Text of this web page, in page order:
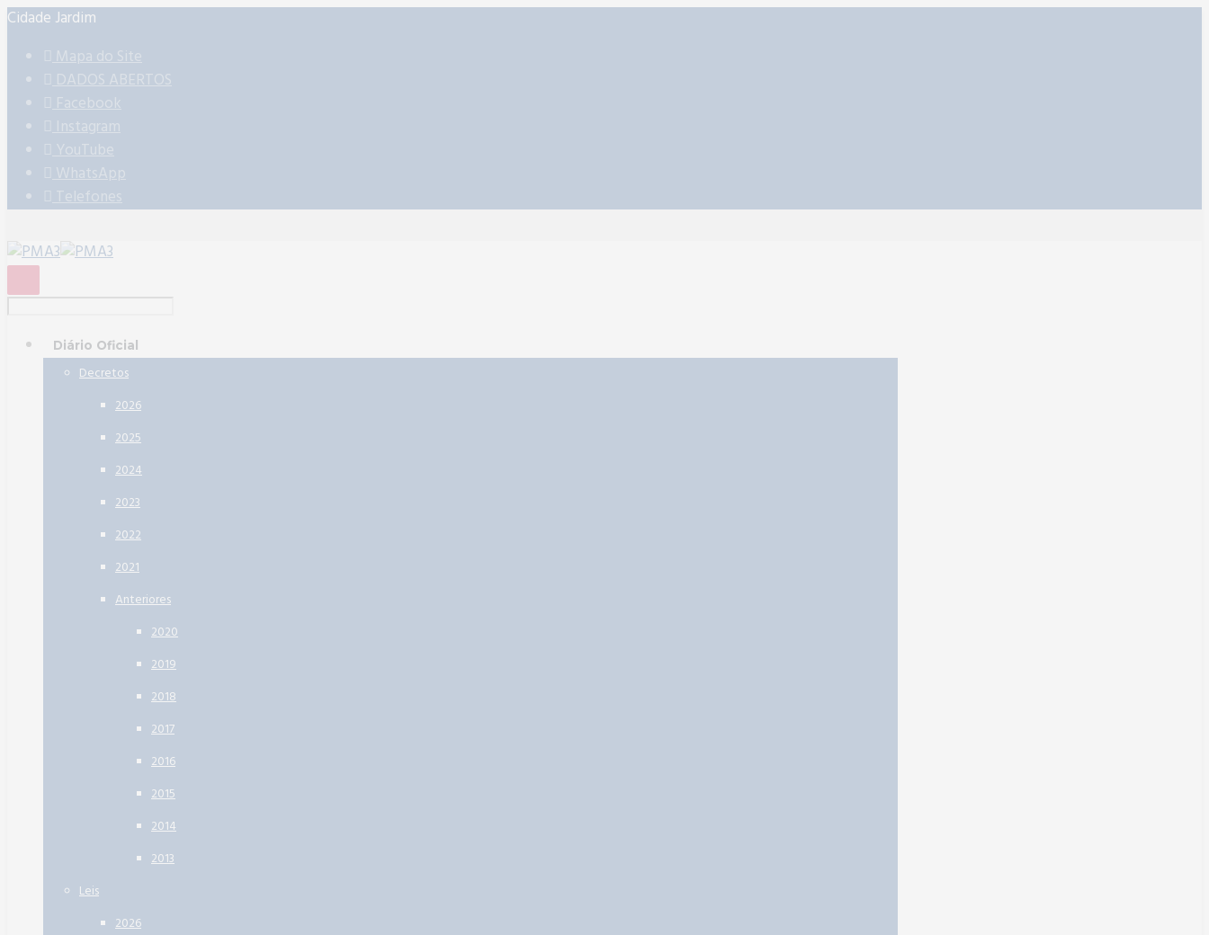
Cidade Jardim
Mapa do Site
DADOS ABERTOS
Facebook
Instagram
YouTube
WhatsApp
Telefones
Diário Oficial
Decretos
2026
2025
2024
2023
2022
2021
Anteriores
2020
2019
2018
2017
2016
2015
2014
2013
Leis
2026